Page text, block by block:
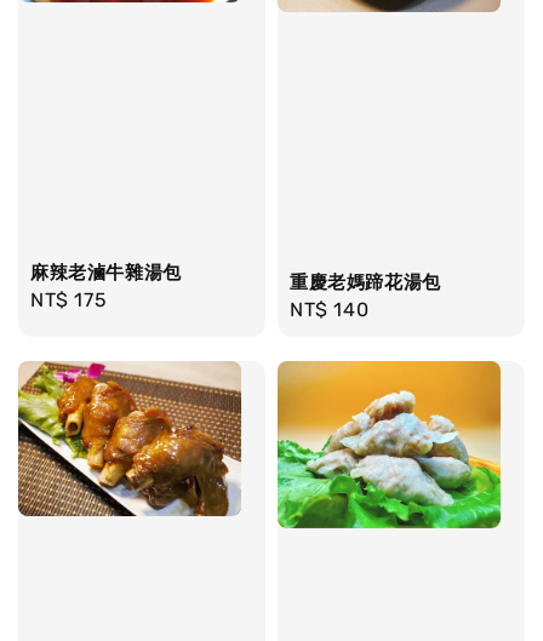
麻辣老滷牛雜湯包
Regular
NT$ 175
重慶老媽蹄花湯包
Regular
NT$ 140